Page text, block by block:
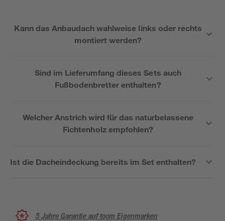
Kann das Anbaudach wahlweise links oder rechts
montiert werden?
Sind im Lieferumfang dieses Sets auch
Fußbodenbretter enthalten?
Welcher Anstrich wird für das naturbelassene
Fichtenholz empfohlen?
Ist die Dacheindeckung bereits im Set enthalten?
5 Jahre Garantie auf toom Eigenmarken